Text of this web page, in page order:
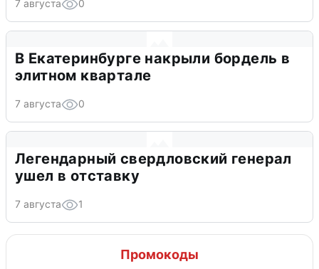
7 августа 0
В Екатеринбурге накрыли бордель в
элитном квартале
7 августа 0
Легендарный свердловский генерал
ушел в отставку
7 августа 1
Промокоды